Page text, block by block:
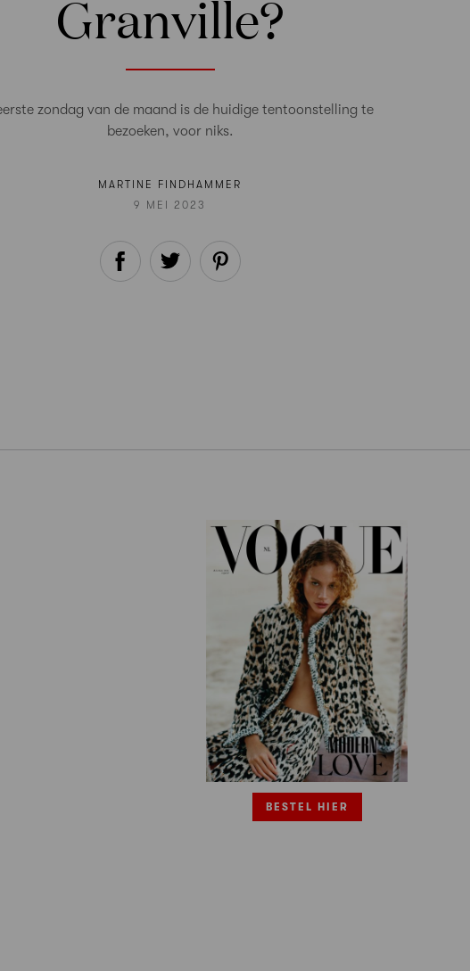
Granville?
zondag van de maand is de huidige tentoonstelling te
bezoeken, voor niks.
MARTINE FINDHAMMER
9 MEI 2023
BESTEL HIER